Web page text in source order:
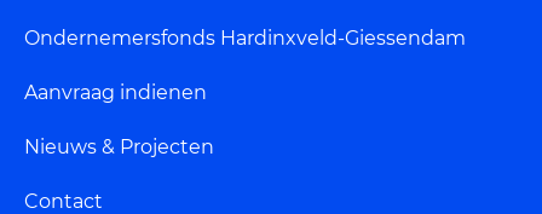
Ondernemersfonds Hardinxveld-Giessendam
Aanvraag indienen
Nieuws & Projecten
Contact